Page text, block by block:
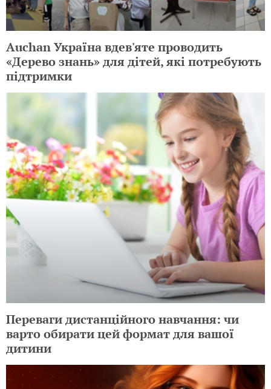
Auchan Україна вдев'яте проводить
«Дерево знань» для дітей, які потребують
підтримки
Переваги дистанційного навчання: чи
варто обирати цей формат для вашої
дитини